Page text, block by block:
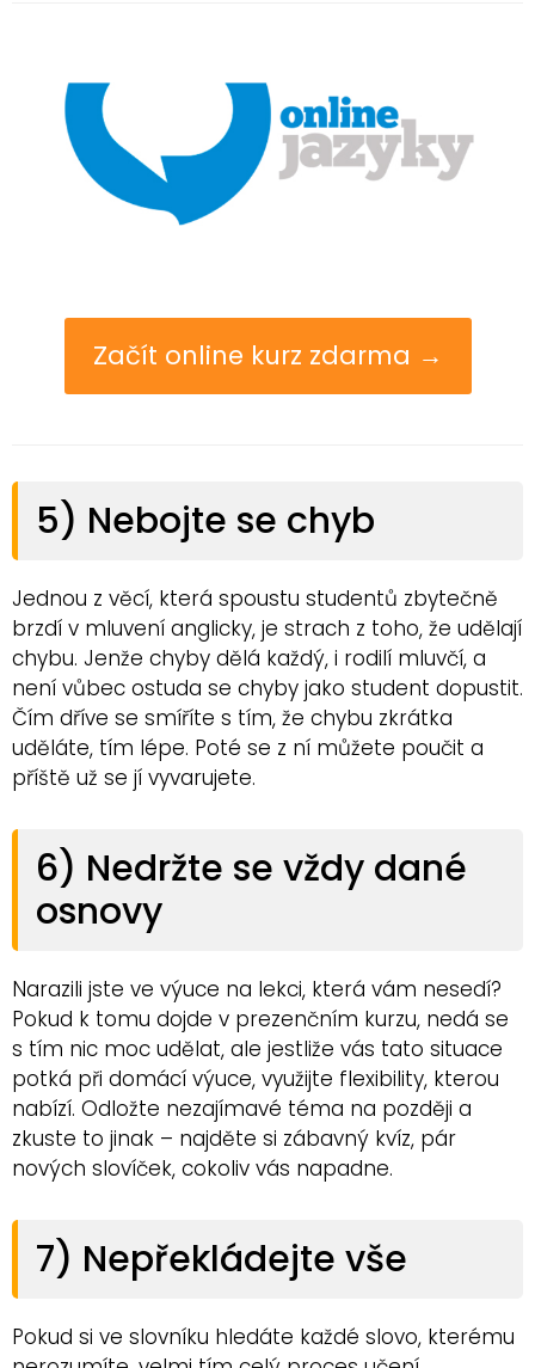
Začít online kurz zdarma →
5) Nebojte se chyb
Jednou z věcí, která spoustu studentů zbytečně
brzdí v mluvení anglicky, je strach z toho, že udělají
chybu. Jenže chyby dělá každý, i rodilí mluvčí, a
není vůbec ostuda se chyby jako student dopustit.
Čím dříve se smíříte s tím, že chybu zkrátka
uděláte, tím lépe. Poté se z ní můžete poučit a
příště už se jí vyvarujete.
6) Nedržte se vždy dané
osnovy
Narazili jste ve výuce na lekci, která vám nesedí?
Pokud k tomu dojde v prezenčním kurzu, nedá se
s tím nic moc udělat, ale jestliže vás tato situace
potká při domácí výuce, využijte flexibility, kterou
nabízí. Odložte nezajímavé téma na později a
zkuste to jinak – najděte si zábavný kvíz, pár
nových slovíček, cokoliv vás napadne.
7) Nepřekládejte vše
Pokud si ve slovníku hledáte každé slovo, kterému